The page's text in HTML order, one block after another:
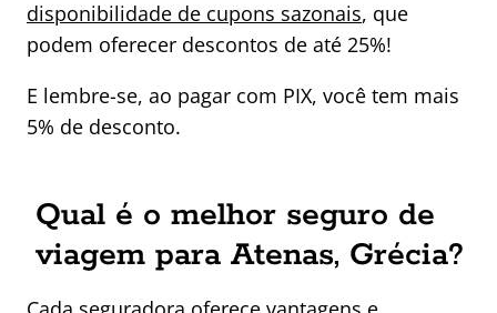
disponibilidade de cupons sazonais, que
podem oferecer descontos de até 25%!
E lembre-se, ao pagar com PIX, você tem mais
5% de desconto.
Qual é o melhor seguro de
viagem para Atenas, Grécia?